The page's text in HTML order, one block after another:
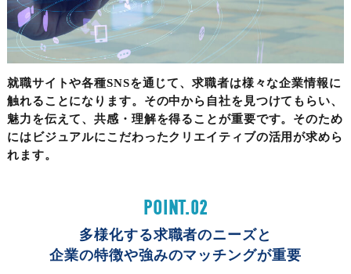
就職サイトや各種SNSを通じて、求職者は様々な企業情報に
触れることになります。その中から自社を見つけてもらい、
魅力を伝えて、共感・理解を得ることが重要です。そのため
にはビジュアルにこだわったクリエイティブの活用が求めら
れます。
POINT.02
多様化する求職者のニーズと
企業の特徴や強みのマッチングが重要